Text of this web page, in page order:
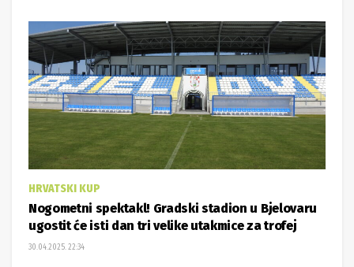
HRVATSKI KUP
Nogometni spektakl! Gradski stadion u Bjelovaru
ugostit će isti dan tri velike utakmice za trofej
30.04.2025. 22:34